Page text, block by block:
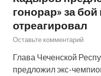
гонорар» за
отреагировал
Оставьте комментарий
Глава Чеченской
предложил экс-